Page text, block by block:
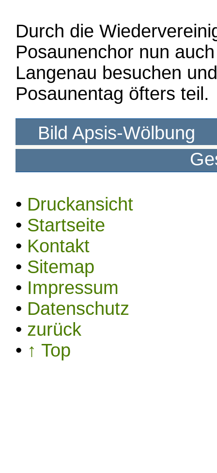
Durch die
Posaunenchor nun
Langenau besuchen
Posaunentag öfters teil.
Bild Apsis-Wölbung
• Druckansicht
• Startseite
• Kontakt
• Sitemap
• Impressum
• Datenschutz
• zurück
• ↑ Top